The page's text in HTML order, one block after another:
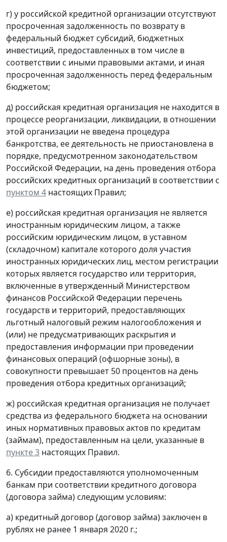
г) у российской кредитной организации отсутствуют
просроченная задолженность по возврату в
федеральный бюджет субсидий, бюджетных
инвестиций, предоставленных в том числе в
соответствии с иными правовыми актами, и иная
просроченная задолженность перед федеральным
бюджетом;
д) российская кредитная организация не находится в
процессе реорганизации, ликвидации, в отношении
этой организации не введена процедура
банкротства, ее деятельность не приостановлена в
порядке, предусмотренном законодательством
Российской Федерации, на день проведения отбора
российских кредитных организаций в соответствии с
пунктом 4 настоящих Правил;
е) российская кредитная организация не является
иностранным юридическим лицом, а также
российским юридическим лицом, в уставном
(складочном) капитале которого доля участия
иностранных юридических лиц, местом регистрации
которых является государство или территория,
включенные в утвержденный Министерством
финансов Российской Федерации перечень
государств и территорий, предоставляющих
льготный налоговый режим налогообложения и
(или) не предусматривающих раскрытия и
предоставления информации при проведении
финансовых операций (офшорные зоны), в
совокупности превышает 50 процентов на день
проведения отбора кредитных организаций;
ж) российская кредитная организация не получает
средства из федерального бюджета на основании
иных нормативных правовых актов по кредитам
(займам), предоставленным на цели, указанные в
пункте 3 настоящих Правил.
6. Субсидии предоставляются уполномоченным
банкам при соответствии кредитного договора
(договора займа) следующим условиям:
а) кредитный договор (договор займа) заключен в
рублях не ранее 1 января 2020 г.;